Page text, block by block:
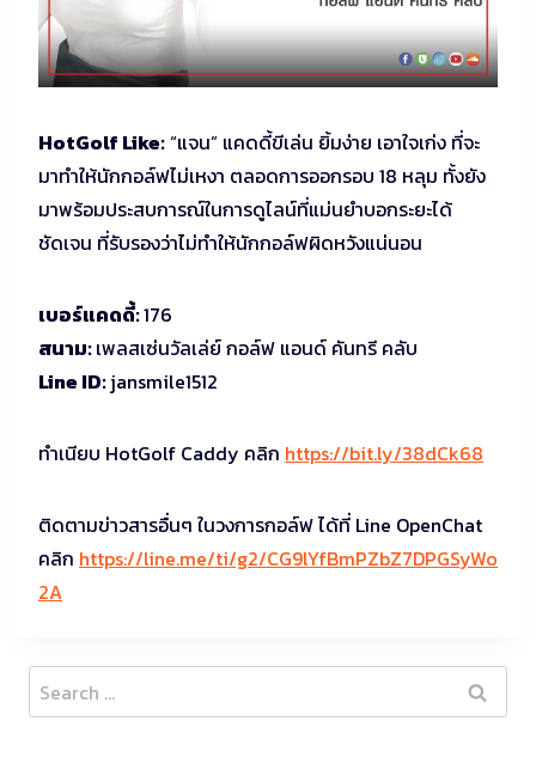
HotGolf Like:“แจน” แคดดี้ขีเล่น ยิ้มง่าย เอาใจเก่ง ที่จะ
มาทำให้นักกอล์ฟไม่เหงา ตลอดการออกรอบ 18 หลุม ทั้งยัง
มาพร้อมประสบการณ์ในการดูไลน์ที่แม่นยำบอกระยะได้
ชัดเจน ที่รับรองว่าไม่ทำให้นักกอล์ฟผิดหวังแน่นอน
เบอร์แคดดี้:176
สนาม:เพลสเซ่นวัลเล่ย์ กอล์ฟ แอนด์ คันทรี คลับ
Line ID:jansmile1512
ทำเนียบ HotGolf Caddy คลิก https://bit.ly/38dCk68
ติดตามข่าวสารอื่นๆ ในวงการกอล์ฟ ได้ที่ Line OpenChat
คลิก https://line.me/ti/g2/CG9lYfBmPZbZ7DPGSyWo
2A
Search
for: